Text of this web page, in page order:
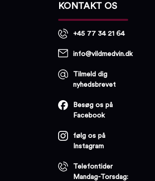
KONTAKT OS
+45 77 34 21 64
info@vildmedvin.dk
Tilmeld dig
nyhedsbrevet
Besøg os på
Facebook
følg os på
Instagram
Telefontider
Mandag-Torsdag: